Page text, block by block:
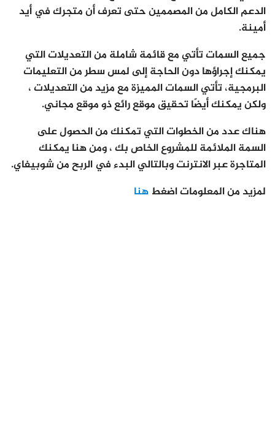
الدعم الكامل من المصممين حتى تعرف أن متجرك في أيد
أمينة.
جميع السمات تأتي مع قائمة شاملة من التعديلات التي
يمكنك إجراؤها دون الحاجة إلى لمس سطر من التعليمات
البرمجية، تأتي السمات المميزة مع مزيد من التعديلات ،
ولكن يمكنك أيضًا تحقيق موقع رائع ذو موقع مجاني.
هناك عدد من الخطوات التي تمكنك من الحصول على
السمة الملائمة للمشروع الخاص بك ، ومن هنا يمكنك
المتاجرة عبر الانترنت وبالتالي البدء في الربح من شوبيفاي.
لمزيد من المعلومات اضغط هنا